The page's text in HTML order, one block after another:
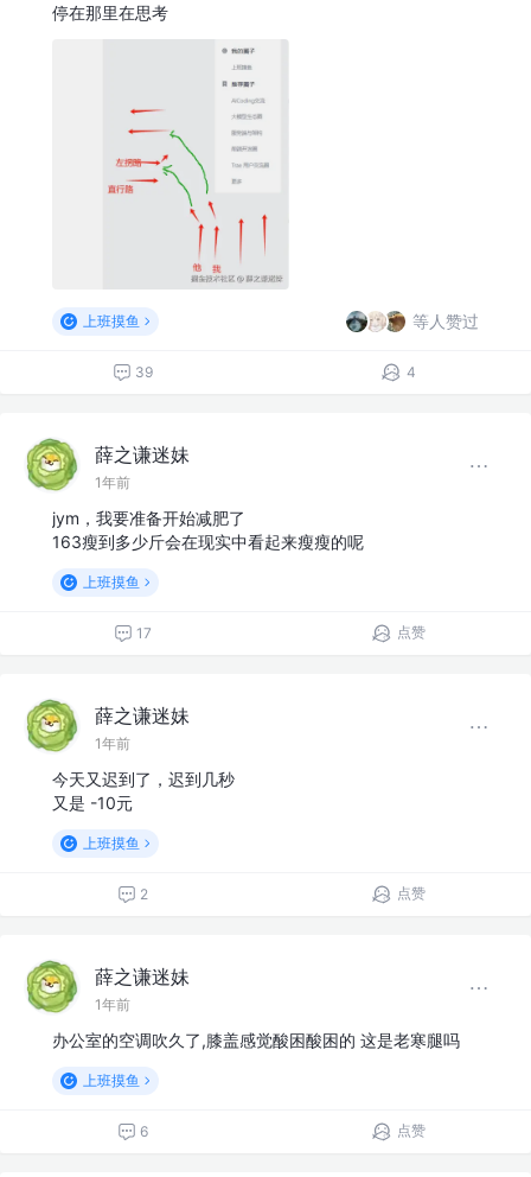
停在那里在思考
上班摸鱼 等人赞过
39 4
薛之谦迷妹
1年前
jym，我要准备开始减肥了
163瘦到多少斤会在现实中看起来瘦瘦的呢
上班摸鱼
17 点赞
薛之谦迷妹
1年前
今天又迟到了，迟到几秒
又是 -10元
上班摸鱼
2 点赞
薛之谦迷妹
1年前
办公室的空调吹久了,膝盖感觉酸困酸困的 这是老寒腿吗
上班摸鱼
6 点赞